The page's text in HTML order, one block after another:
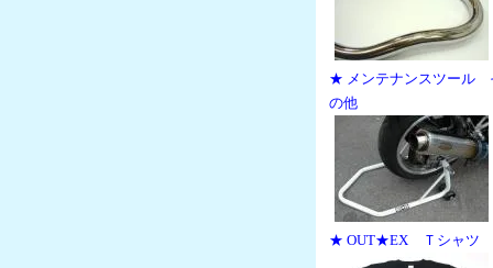
★ メンテナンスツール
の他
★ OUT★EX Ｔシャツ